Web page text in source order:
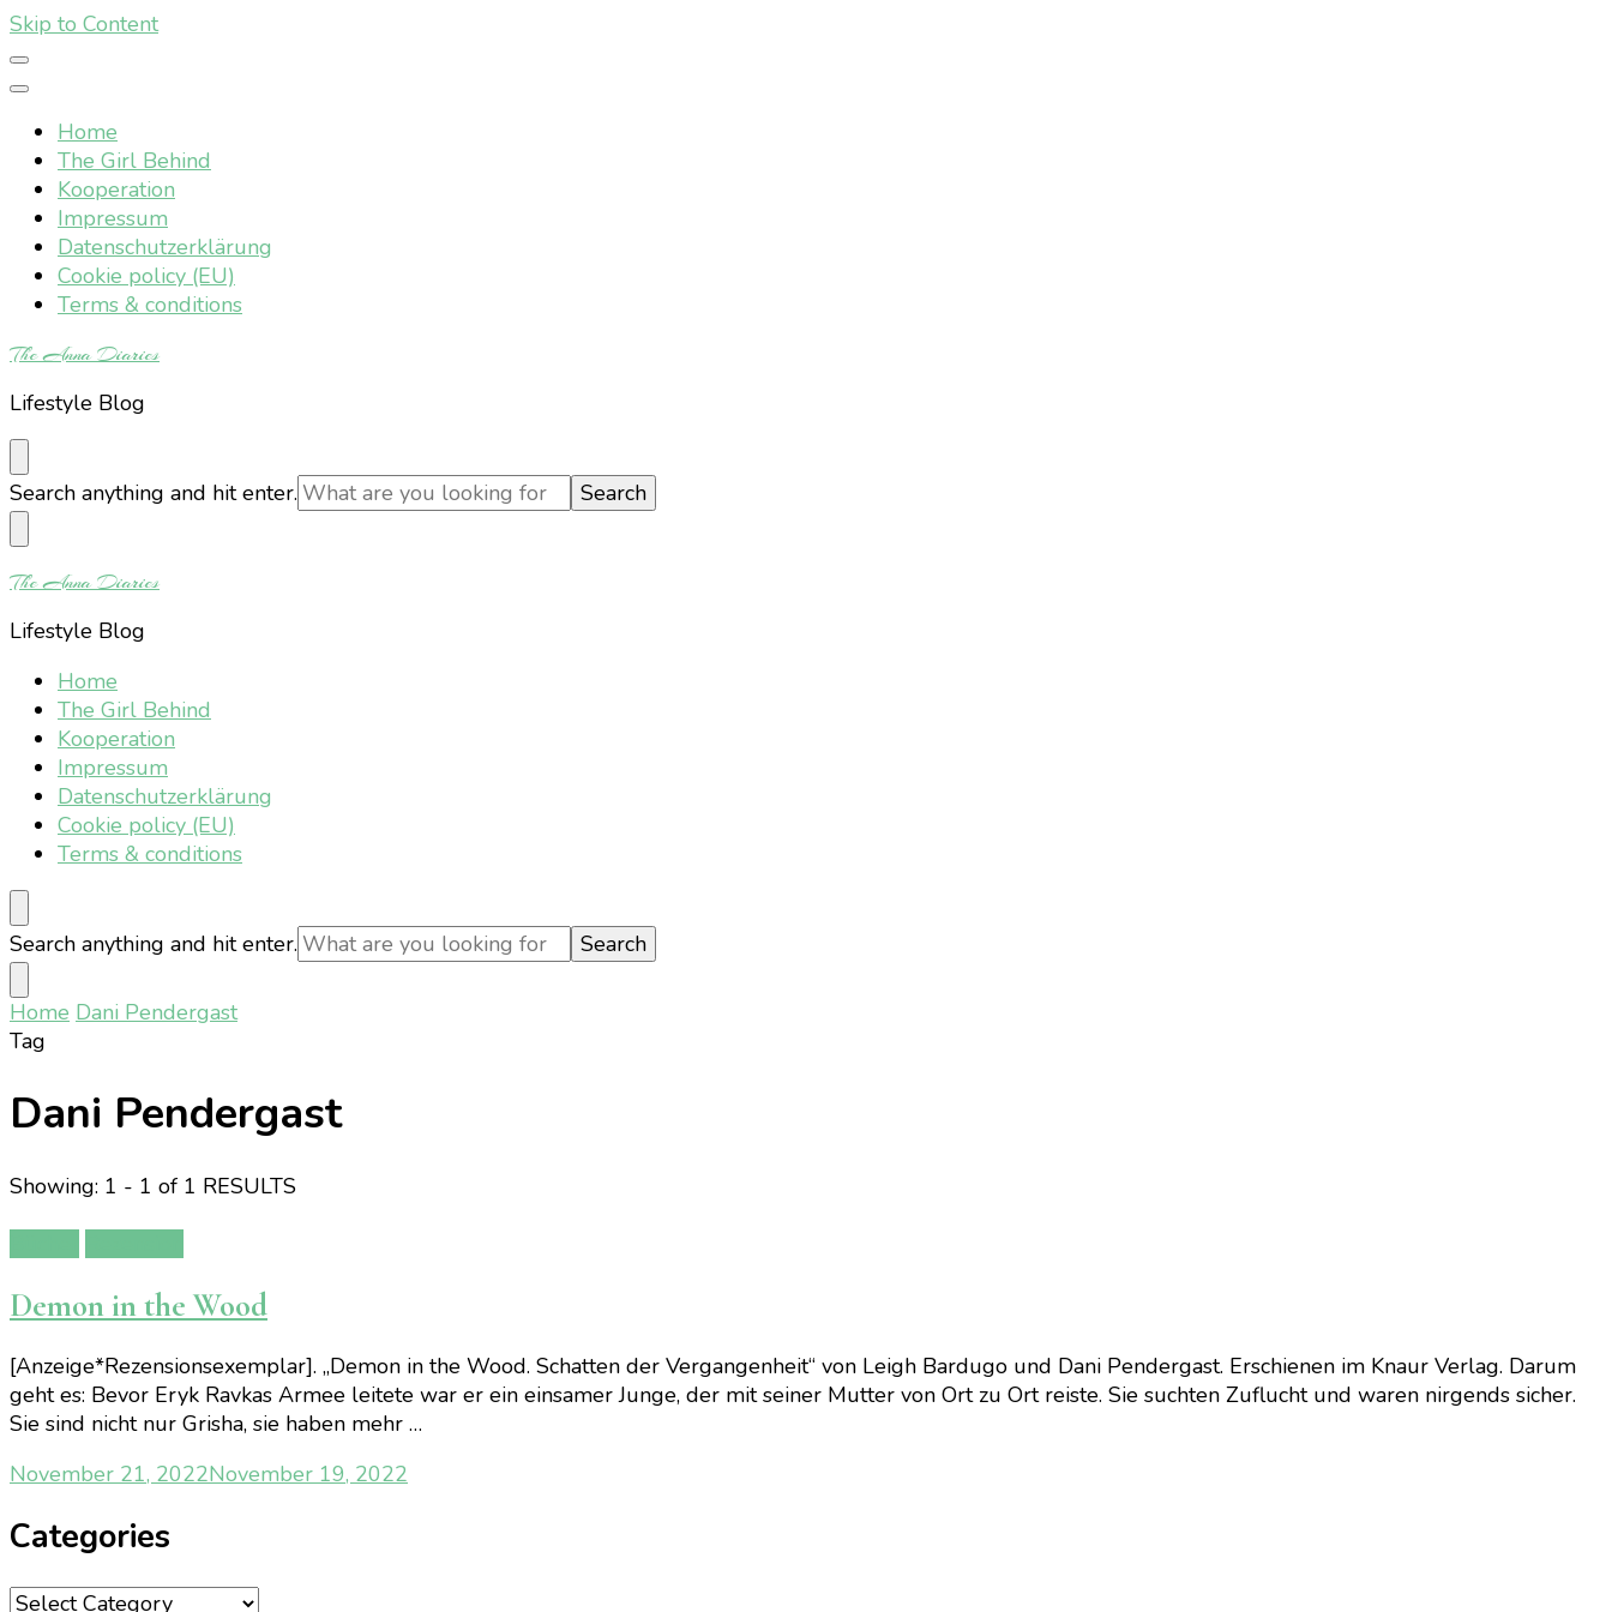
Skip to Content
Home
The Girl Behind
Kooperation
Impressum
Datenschutzerklärung
Cookie policy (EU)
Terms & conditions
The Anna Diaries
Lifestyle Blog
Looking
for
Something?
Search anything and hit enter.
The Anna Diaries
Lifestyle Blog
Home
The Girl Behind
Kooperation
Impressum
Datenschutzerklärung
Cookie policy (EU)
Terms & conditions
Looking
for
Something?
Search anything and hit enter.
Home Dani Pendergast
Tag
Dani Pendergast
Showing: 1 - 1 of 1 RESULTS
Demon in the Wood
[Anzeige*Rezensionsexemplar]. „Demon in the Wood. Schatten der Vergangenheit“ von Leigh Bardugo und Dani Pendergast. Erschienen im Knaur Verlag. Darum
geht es: Bevor Eryk Ravkas Armee leitete war er ein einsamer Junge, der mit seiner Mutter von Ort zu Ort reiste. Sie suchten Zuflucht und waren nirgends sicher.
Sie sind nicht nur Grisha, sie haben mehr …
November 21, 2022November 19, 2022
Categories
Categories